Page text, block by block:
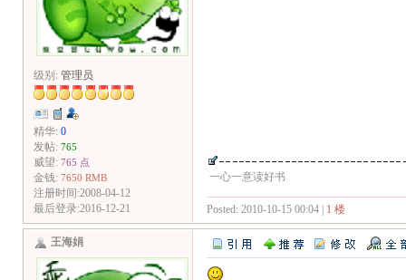
级别: 管理员
精华: 0
发帖: 765
威望: 765 点
金钱: 7650 RMB
注册时间:2008-04-12
最后登录:2016-12-21
一心一意读好书
Posted: 2010-10-15 00:04 | 1 楼
王海娟